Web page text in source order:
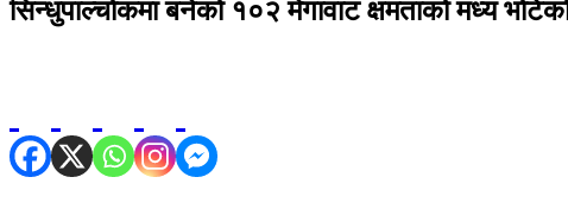
सिन्धुपाल्चोकमा बनेको १०२ मेगावाट क्षमताको मध्य